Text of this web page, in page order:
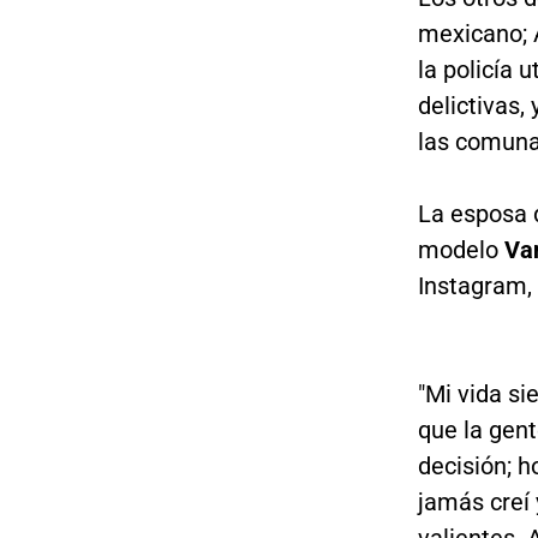
mexicano;
la policía
delictivas,
las
La esposa
modelo
"Mi vida
que la
decisión;
jamás creí